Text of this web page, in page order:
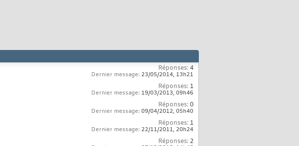
Réponses:4
Dernier message: 23/05/2014, 13h21
Réponses: 1
Dernier message: 19/03/2013, 09h46
Réponses:0
Dernier message: 09/04/2012, 05h40
Réponses: 1
Dernier message: 22/11/2011, 20h24
Réponses: 2